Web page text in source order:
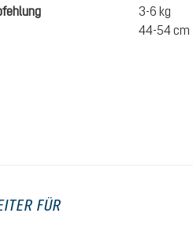
3-6 kg
44-54 cm
FÜR